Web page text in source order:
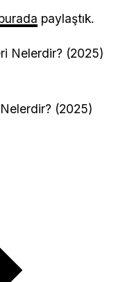
paylaştık.
(2025)